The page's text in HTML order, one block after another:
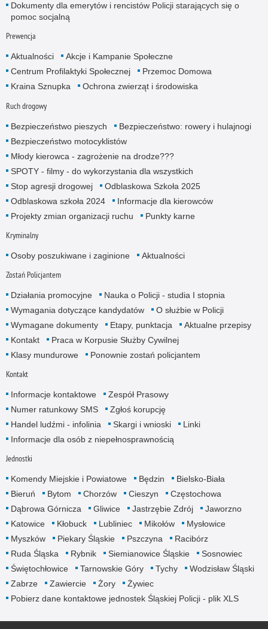
Dokumenty dla emerytów i rencistów Policji starających się o
pomoc socjalną
Prewencja
Aktualności
Akcje i Kampanie Społeczne
Centrum Profilaktyki Społecznej
Przemoc Domowa
Kraina Sznupka
Ochrona zwierząt i środowiska
Ruch drogowy
Bezpieczeństwo pieszych
Bezpieczeństwo: rowery i hulajnogi
Bezpieczeństwo motocyklistów
Młody kierowca - zagrożenie na drodze???
SPOTY - filmy - do wykorzystania dla wszystkich
Stop agresji drogowej
Odblaskowa Szkoła 2025
Odblaskowa szkoła 2024
Informacje dla kierowców
Projekty zmian organizacji ruchu
Punkty karne
Kryminalny
Osoby poszukiwane i zaginione Aktualności
Zostań Policjantem
Działania promocyjne
Nauka o Policji - studia I stopnia
Wymagania dotyczące kandydatów
O służbie w Policji
Wymagane dokumenty
Etapy, punktacja
Aktualne przepisy
Kontakt
Praca w Korpusie Służby Cywilnej
Klasy mundurowe
Ponownie zostań policjantem
Kontakt
Informacje kontaktowe
Zespół Prasowy
Numer ratunkowy SMS
Zgłoś korupcję
Handel ludźmi - infolinia
Skargi i wnioski
Linki
Informacje dla osób z niepełnosprawnością
Jednostki
Komendy Miejskie i Powiatowe Będzin
Bielsko-Biała
Bieruń
Bytom Chorzów Cieszyn
Częstochowa
Dąbrowa Górnicza
Gliwice Jastrzębie Zdrój
Jaworzno
Katowice
Kłobuck Lubliniec Mikołów
Mysłowice
Myszków
Piekary Śląskie Pszczyna
Racibórz
Ruda Śląska
Rybnik Siemianowice Śląskie
Sosnowiec
Świętochłowice
Tarnowskie Góry Tychy
Wodzisław Śląski
Zabrze
Zawiercie Żory
Żywiec
Pobierz dane kontaktowe jednostek Śląskiej Policji - plik XLS